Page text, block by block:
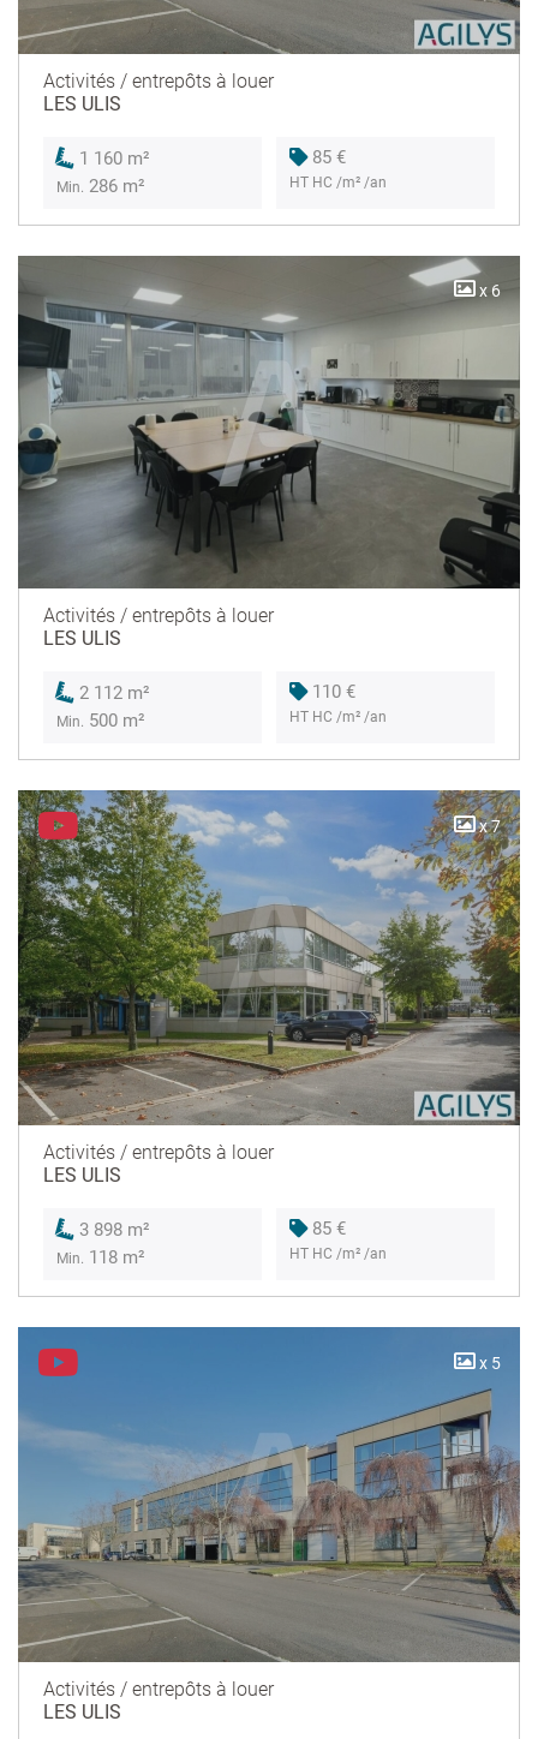
Activités / entrepôts à louer
LES ULIS
1 160 m²
Min. 286 m²
85 €
HT HC /m² /an
x 6
Activités / entrepôts à louer
LES ULIS
2 112 m²
Min. 500 m²
110 €
HT HC /m² /an
x 7
Activités / entrepôts à louer
LES ULIS
3 898 m²
Min. 118 m²
85 €
HT HC /m² /an
x 5
Activités / entrepôts à louer
LES ULIS